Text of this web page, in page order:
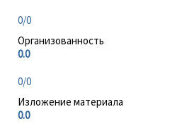
0/0
Организованность
0.0
0/0
Изложение материала
0.0